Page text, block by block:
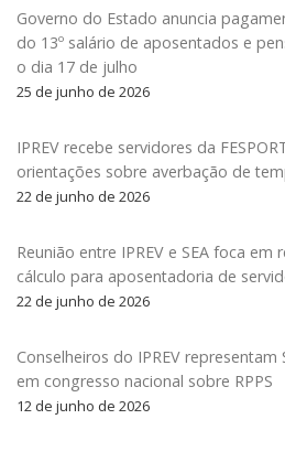
Governo do Estado anuncia
do 13º salário de aposentados e
o dia 17 de julho
25 de junho de 2026
IPREV recebe servidores da
orientações sobre averbação de
22 de junho de 2026
Reunião entre IPREV e SEA foca em
cálculo para aposentadoria de
22 de junho de 2026
Conselheiros do IPREV representam
em congresso nacional sobre RPPS
12 de junho de 2026